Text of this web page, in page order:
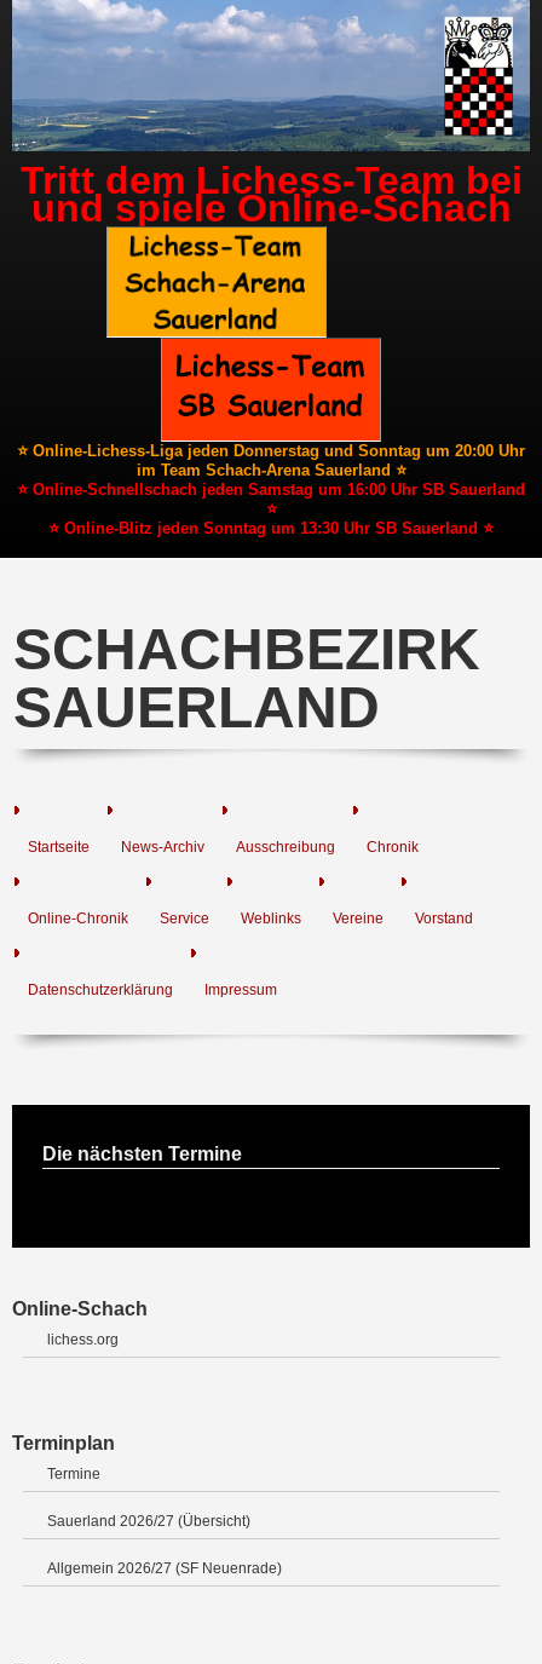
Tritt dem Lichess-Team bei
und spiele Online-Schach
⭐ Online-Lichess-Liga jeden Donnerstag und Sonntag um 20:00 Uhr
im Team Schach-Arena Sauerland ⭐
⭐ Online-Schnellschach jeden Samstag um 16:00 Uhr SB Sauerland
⭐
⭐ Online-Blitz jeden Sonntag um 13:30 Uhr SB Sauerland ⭐
SCHACHBEZIRK
SAUERLAND
Startseite News-Archiv Ausschreibung Chronik
Online-Chronik Service Weblinks Vereine Vorstand
Datenschutzerklärung Impressum
Die nächsten Termine
Online-Schach
lichess.org
Terminplan
Termine
Sauerland 2026/27 (Übersicht)
Allgemein 2026/27 (SF Neuenrade)